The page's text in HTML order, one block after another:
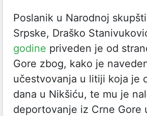
Poslanik u Narodnoj
Srpske, Draško
godine priveden je od
Gore zbog, kako je
učestvovanja u litiji koja je
dana u Nikšiću, te mu je
deportovanje iz Crne Gore